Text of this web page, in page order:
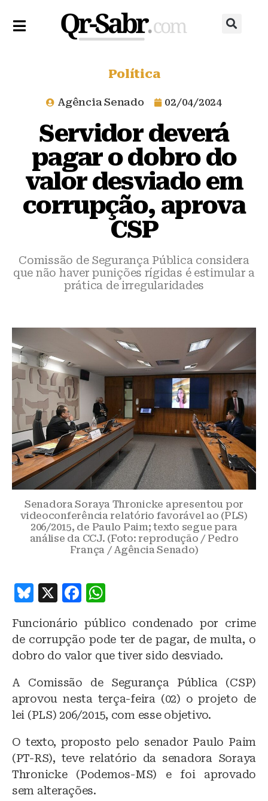
Política
Agência Senado 02/04/2024
Servidor deverá
pagar o dobro do
valor desviado em
corrupção, aprova
CSP
Comissão de Segurança Pública considera
que não haver punições rígidas é estimular a
prática de irregularidades
Senadora Soraya Thronicke apresentou por
videoconferência relatório favorável ao (PLS)
206/2015, de Paulo Paim; texto segue para
análise da CCJ. (Foto: reprodução / Pedro
França / Agência Senado)
B
e
s
y
X
F
c
e
o
o
at
s
p
p
Funcionário público condenado por crime
de corrupção pode ter de pagar, de multa, o
dobro do valor que tiver sido desviado.
A Comissão de Segurança Pública (CSP)
aprovou nesta terça-feira (02) o projeto de
lei (PLS) 206/2015, com esse objetivo.
O texto, proposto pelo senador Paulo Paim
(PT-RS), teve relatório da senadora Soraya
Thronicke (Podemos-MS) e foi aprovado
sem alterações.